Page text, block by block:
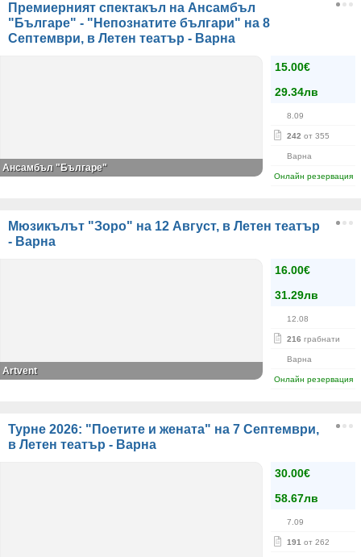
Премиерният спектакъл на Ансамбъл
"Българе" - "Непознатите българи" на 8
Септември, в Летен театър - Варна
15.00€
29.34лв
8.09
242 от 355
Варна
Онлайн резервация
Ансамбъл "Българе"
Мюзикълът "Зоро" на 12 Август, в Летен театър
- Варна
16.00€
31.29лв
12.08
216 грабнати
Варна
Онлайн резервация
Artvent
Турне 2026: "Поетите и жената" на 7 Септември,
в Летен театър - Варна
30.00€
58.67лв
7.09
191 от 262